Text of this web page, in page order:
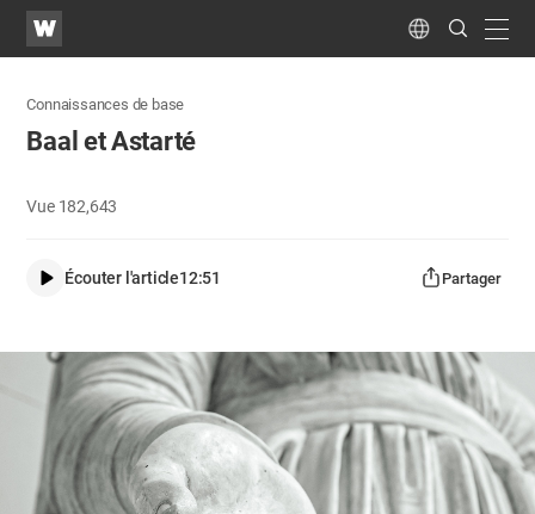
WATV
Language
Search
Submit
Connaissances de base
Baal et Astarté
Vue182,643
Écouter l'article12:51 Partager